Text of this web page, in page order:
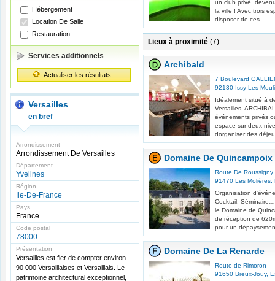
Hébergement
Location De Salle
Restauration
Services additionnels
Actualiser les résultats
Versailles
en bref
Arrondissement
Arrondissement De Versailles
Département
Yvelines
Région
Ile-De-France
Pays
France
Code postal
78000
Présentation
Versailles est fier de compter environ
90 000 Versaillaises et Versaillais. Le
patrimoine architectural exceptionnel,
un club privé,
la ville ! Avec trois
disposer de ces...
Lieux à proximité (7)
Archibald
7 Boulevard
92130 Issy-Les-
Idéalement situé à
Versailles,
événements privés
espace sur deux
dorganiser des
Domaine De Quincampoix
Route De Roussigny
91470 Les Molières
Organisation
Cocktail,
le Domaine de
de réception de
pour un
Domaine De La Renarde
Route de Rimoron
91650 Breux-Jouy,